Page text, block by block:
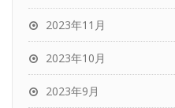
2023年11月
2023年10月
2023年9月